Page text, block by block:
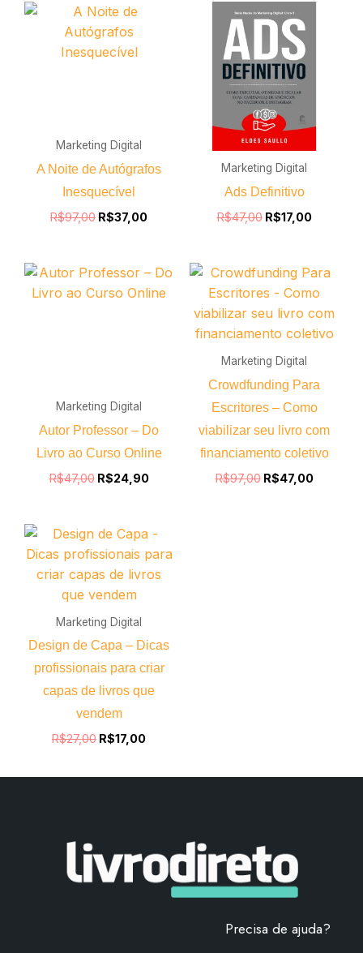
Marketing Digital
A Noite de Autógrafos
Inesquecível
R$97,00
O
original
era:
R$37,00
Marketing Digital
Ads Definitivo
R$47,00
preço
original
era:
R$47,00.
R$17,00
Marketing Digital
Autor Professor – Do
Livro ao Curso Online
R$47,00
O
original
R$24,90
O
atual
R$24,90.
Marketing Digital
Crowdfunding Para
Escritores – Como
viabilizar seu livro com
financiamento coletivo
R$97,00
O
preço
original
era:
R$97,00.
R$47,00
O
atual
é:
Marketing Digital
Design de Capa – Dicas
profissionais para criar
capas de livros que
vendem
R$27,00
O
original
era:
R$27,00.
R$17,00
O
atual
é:
Precisa de ajuda?